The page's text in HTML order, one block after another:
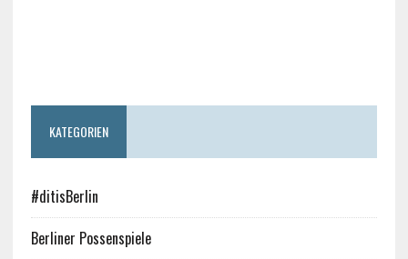
KATEGORIEN
#ditisBerlin
Berliner Possenspiele